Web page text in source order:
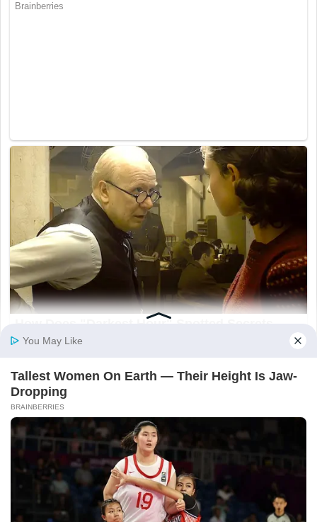
Tại sao những người thường xuyên mắc
các bệnh nhẹ lại có xu hướng sống lâu
hơn? Thực ra, 5 chứng bệnh này đang
giúp ích cho bạn